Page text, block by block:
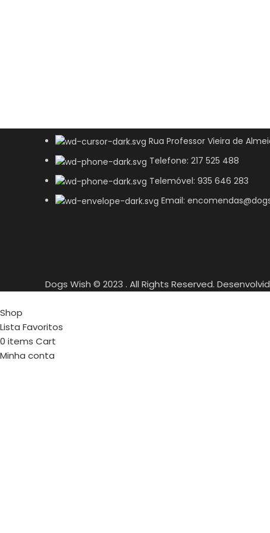
Rua Professor Vieira de
Telefone: 217 525 488
Telemóvel: 935 646 283
Email:
Dogs Wish © 2023 . All Rights Reserved.
Shop
Lista Favoritos
0 items Cart
Minha conta